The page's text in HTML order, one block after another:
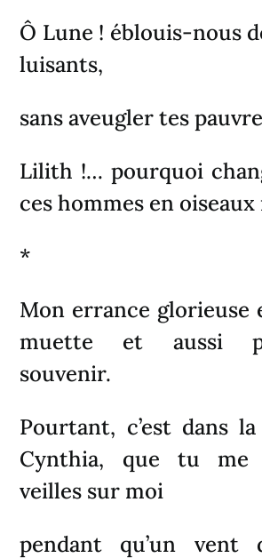
Ô Lune ! éblouis-nous
luisants,
sans aveugler tes
Lilith !… pourquoi
ces hommes en
*
Mon errance glorieuse
muette et aussi
souvenir.
Pourtant, c’est dans
Cynthia, que tu me
veilles sur moi
pendant qu’un vent